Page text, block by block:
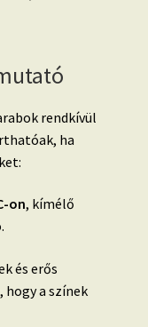
rendkívül
ha
on, kímélő
és erős
a színek